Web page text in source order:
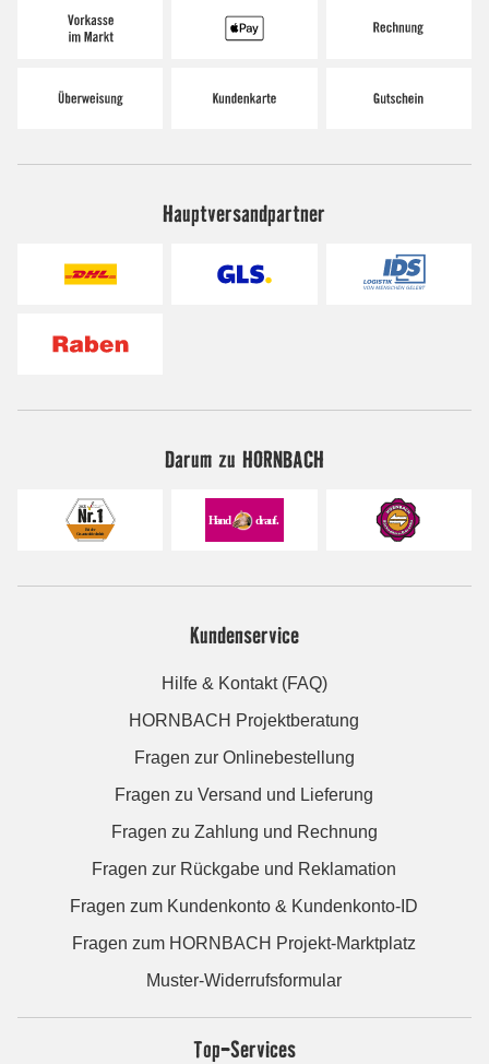
Hauptversandpartner
Darum zu HORNBACH
Kundenservice
Hilfe & Kontakt (FAQ)
HORNBACH Projektberatung
Fragen zur Onlinebestellung
Fragen zu Versand und Lieferung
Fragen zu Zahlung und Rechnung
Fragen zur Rückgabe und Reklamation
Fragen zum Kundenkonto & Kundenkonto-ID
Fragen zum HORNBACH Projekt-Marktplatz
Muster-Widerrufsformular
Top-Services